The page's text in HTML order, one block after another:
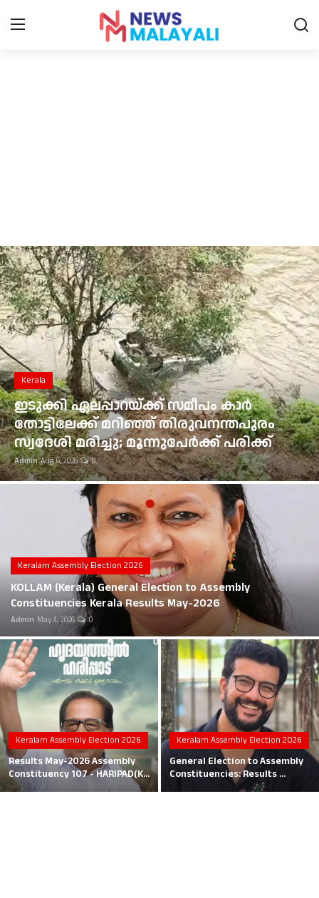
Entertainment
Sports
Food
Gulf News
Loksabha Election 2024
Technology
Health
Jobs Mall
Career
Education
Business
Local News
Earn Money
Tutorials
Malayalam
Kerala
ഇടുക്കി ഏലപ്പാറയ്ക്ക് സമീപം കാർ
തോട്ടിലേക്ക് മറിഞ്ഞ് തിരുവനന്തപുരം
സ്വദേശി മരിച്ചു; മൂന്നുപേർക്ക് പരിക്ക്
Admin Aug 6, 2026 0
Keralam Assembly Election 2026
KOLLAM (Kerala) General Election to Assembly
Constituencies Kerala Results May-2026
Admin May 4, 2026 0
Keralam Assembly Election 2026
Results May-2026 Assembly
Constituency 107 - HARIPAD(K...
Keralam Assembly Election 2026
General Election to Assembly
Constituencies: Results ...